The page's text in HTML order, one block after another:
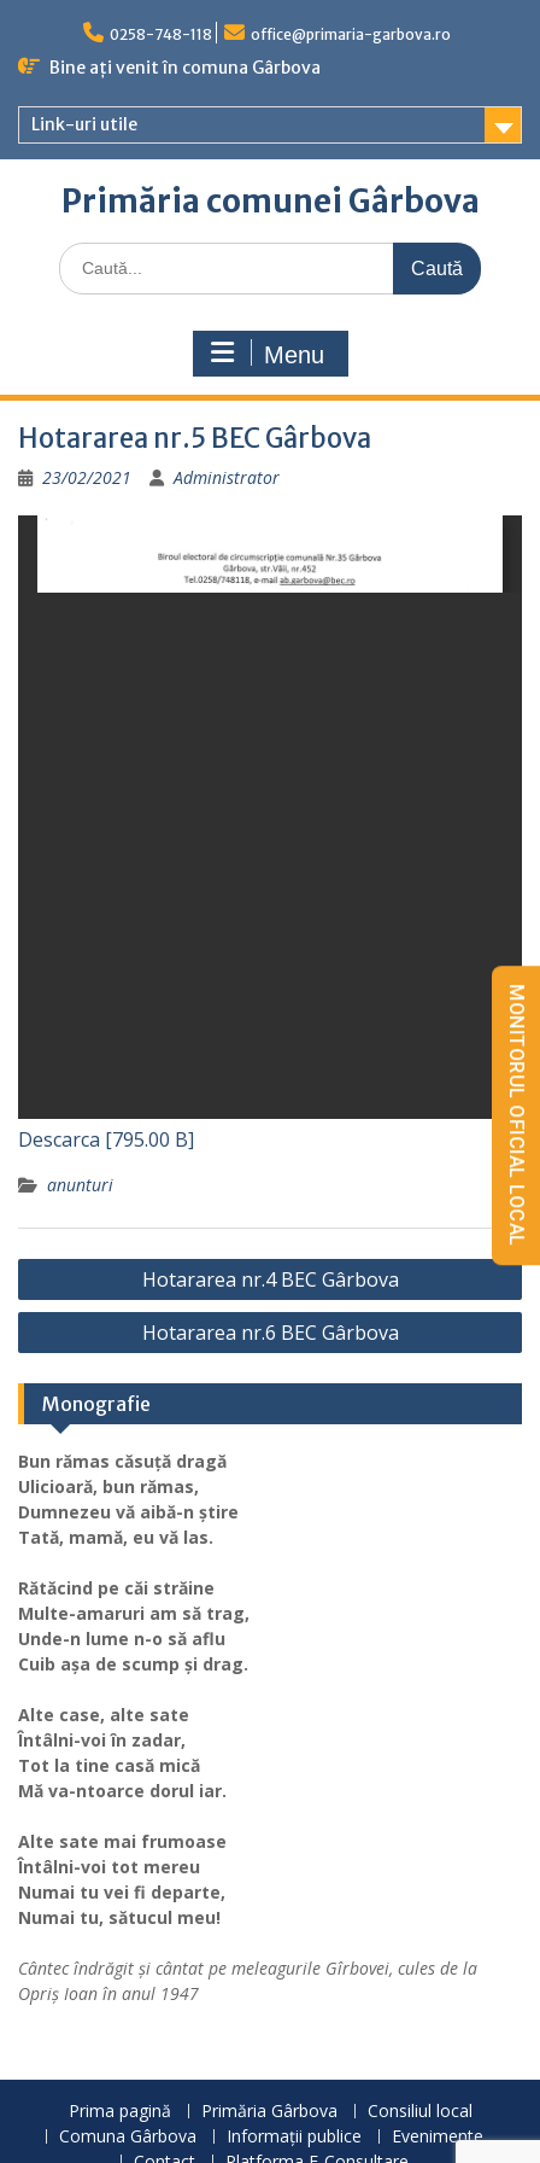
content
0258-748-118 office@primaria-garbova.ro
Bine ați venit în comuna Gârbova
Link-uri utile
Primăria comunei Gârbova
Caută
for:
Menu
Hotararea nr.5 BEC Gârbova
23/02/2021 Administrator
Descarca [795.00 B]
anunturi
Navigare
în
Hotararea nr.4 BEC Gârbova
Hotararea nr.6 BEC Gârbova
Monografie
Bun rămas căsuță dragă
Ulicioară, bun rămas,
Dumnezeu vă aibă-n știre
Tată, mamă, eu vă las.
Rătăcind pe căi străine
Multe-amaruri am să trag,
Unde-n lume n-o să aflu
Cuib așa de scump și drag.
Alte case, alte sate
Întâlni-voi în zadar,
Tot la tine casă mică
Mă va-ntoarce dorul iar.
Alte sate mai frumoase
Întâlni-voi tot mereu
Numai tu vei fi departe,
Numai tu, sătucul meu!
Cântec îndrăgit și cântat pe meleagurile Gîrbovei, cules de la
Opriș Ioan în anul 1947
Prima pagină Primăria Gârbova
Consiliul local
Comuna Gârbova
Informații publice
Evenimente
MONITORUL OFICIAL LOCAL